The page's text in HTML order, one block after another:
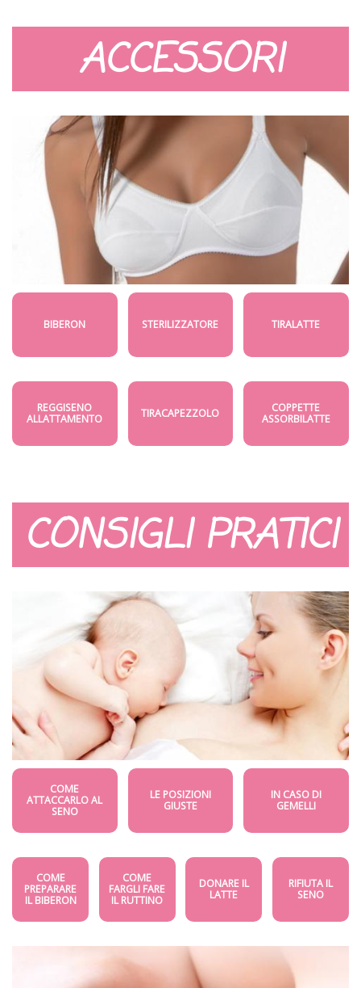
ACCESSORI
BIBERON STERILIZZATORE TIRALATTE
REGGISENO
ALLATTAMENTO
TIRACAPEZZOLO
COPPETTE
ASSORBILATTE
CONSIGLI PRATICI
COME
ATTACCARLO AL
SENO
LE POSIZIONI
GIUSTE
IN CASO DI
GEMELLI
COME
PREPARARE
IL BIBERON
COME
FARGLI FARE
IL RUTTINO
DONARE IL
LATTE
RIFIUTA IL
SENO